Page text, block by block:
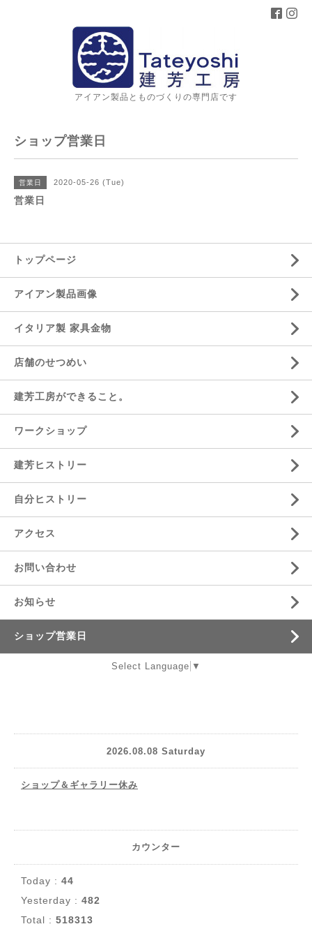
アイアン製品とものづくりの専門店です
ショップ営業日
営業日 2020-05-26 (Tue)
営業日
トップページ
アイアン製品画像
イタリア製 家具金物
店舗のせつめい
建芳工房ができること。
ワークショップ
建芳ヒストリー
自分ヒストリー
アクセス
お問い合わせ
お知らせ
ショップ営業日
Select Language ▼
2026.08.08 Saturday
ショップ＆ギャラリー休み
カウンター
Today : 44
Yesterday : 482
Total : 518313